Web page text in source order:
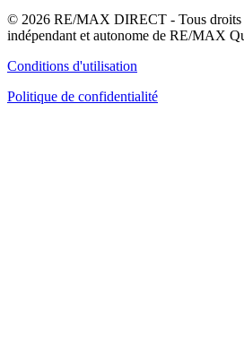
© 2026 RE/MAX DIRECT - Tous droits
indépendant et autonome de RE/MAX
Conditions d'utilisation
Politique de confidentialité